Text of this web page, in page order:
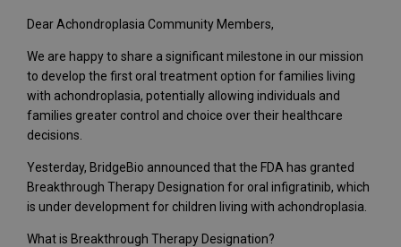
Dear Achondroplasia Community Members,
We are happy to share a significant milestone in our mission
to develop the first oral treatment option for families living
with achondroplasia, potentially allowing individuals and
families greater control and choice over their healthcare
decisions.
Yesterday, BridgeBio announced that the FDA has granted
Breakthrough Therapy Designation for oral infigratinib, which
is under development for children living with achondroplasia.
What is Breakthrough Therapy Designation?